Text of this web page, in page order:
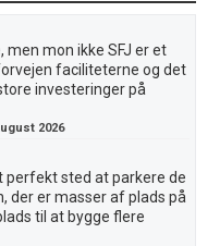
men mon ikke SFJ er et
faciliteterne og det
investeringer på
2026
perfekt sted at parkere de
der er masser af plads på
til at bygge flere